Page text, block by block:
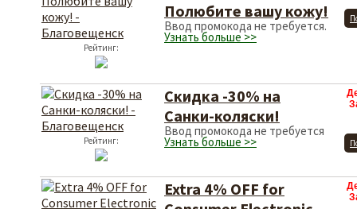
Рейтинг:
Полюбите вашу кожу!
Ввод промокода не требуется.
Узнать больше >>
Рейтинг:
Скидка -30% на
Санки-коляски!
Ввод промокода не требуется
Узнать больше >>
Extra 4% OFF for